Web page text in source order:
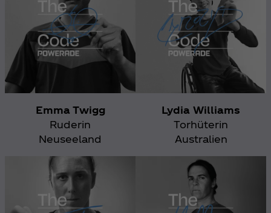
Emma Twigg
Ruderin
Neuseeland
Lydia Williams
Torhüterin
Australien